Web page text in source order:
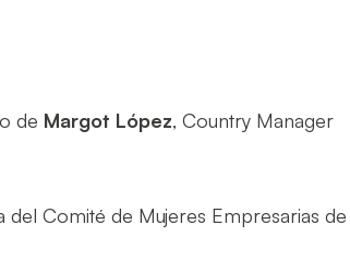
de Margot López, Country Manager
del Comité de Mujeres Empresarias de